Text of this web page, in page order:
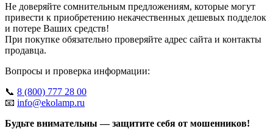
Не доверяйте сомнительным предложениям, которые могут
привести к приобретению некачественных дешевых подделок
и потере Ваших средств!
При покупке обязательно проверяйте адрес сайта и контакты
продавца.
Вопросы и проверка информации:
📞 8 (800) 777 28 00
📧 info@ekolamp.ru
Будьте внимательны — защитите себя от мошенников!